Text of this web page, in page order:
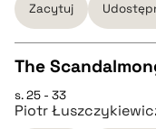
pobierz cytat
BIBTEX
pobierz cytat
Zacytuj
CZYSTY TEKST
The
s. 25 - 33
Piotr